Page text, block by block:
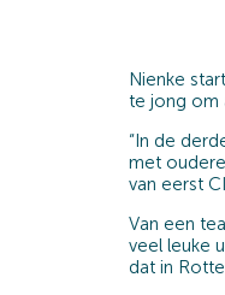
Nienke
te jong om
“In de
met
van eerst
Van een
veel leuke
dat in